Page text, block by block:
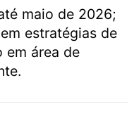
maio de 2026;
estratégias de
em área de